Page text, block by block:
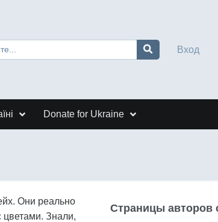
Вход
Donate for Ukraine
Они реально
цветами. Знали,
Страницы авторов